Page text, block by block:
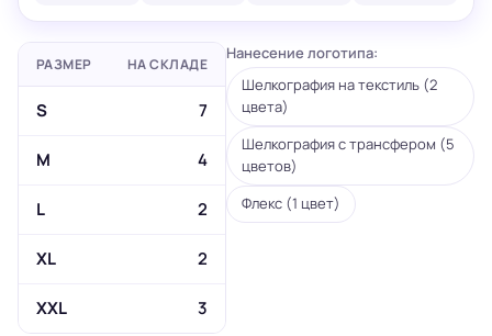
РАЗМЕР НА СКЛАДЕ
S 7
M 4
L 2
XL 2
XXL 3
Нанесение логотипа:
Шелкография на текстиль (2
цвета)
Шелкография с трансфером (5
цветов)
Флекс (1 цвет)